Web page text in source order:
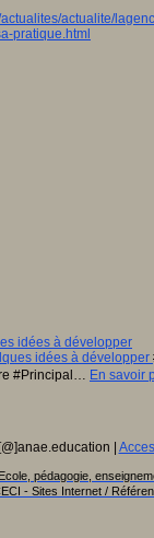
actualite/
pratique.html
idées à développer
#Principal… En savoir
|
pédagogie,
- Sites Internet /